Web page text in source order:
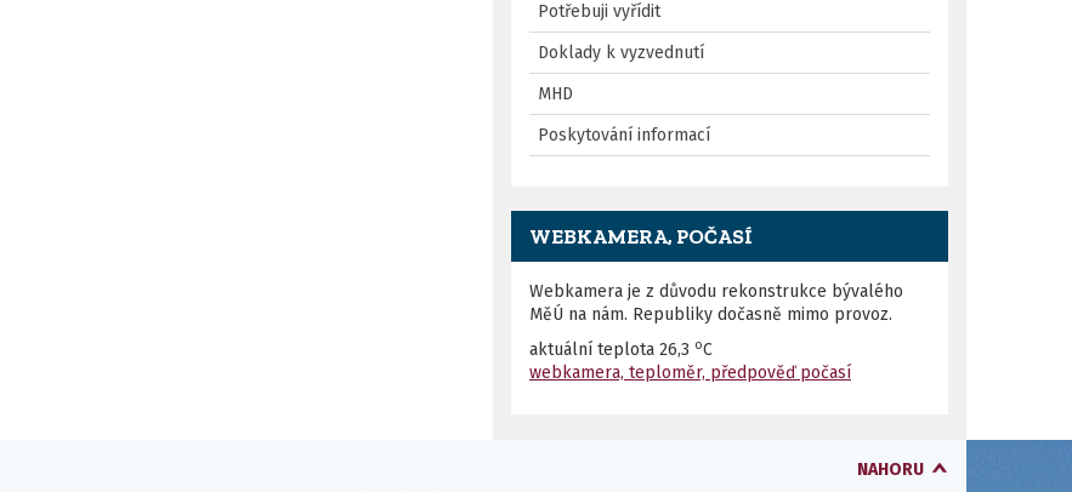
Potřebuji vyřídit
Doklady k vyzvednutí
MHD
Poskytování informací
WEBKAMERA, POČASÍ
Webkamera je z důvodu rekonstrukce bývalého
MěÚ na nám. Republiky dočasně mimo provoz.
aktuální teplota 26,3 oC
webkamera, teploměr, předpověď počasí
NAHORU